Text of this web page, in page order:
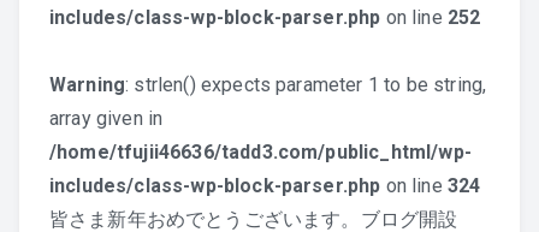
includes/class-wp-block-parser.php on line 252
Warning: strlen() expects parameter 1 to be string,
array given in
/home/tfujii46636/tadd3.com/public_html/wp-
includes/class-wp-block-parser.php on line 324
皆さま新年おめでとうございます。ブログ開設